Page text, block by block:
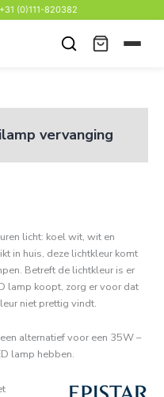
+31 (0)111-820382
vervanging
licht: koel wit, wit en
in huis, deze lichtkleur komt
Betreft de lichtkleur is er
lamp koopt, zorg er voor dat
niet prettig vindt.
alternatief voor een 35W –
lamp hebben.